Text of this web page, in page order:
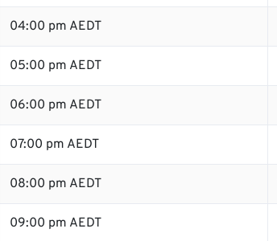
04:00 pm AEDT
05:00 pm AEDT
06:00 pm AEDT
07:00 pm AEDT
08:00 pm AEDT
09:00 pm AEDT